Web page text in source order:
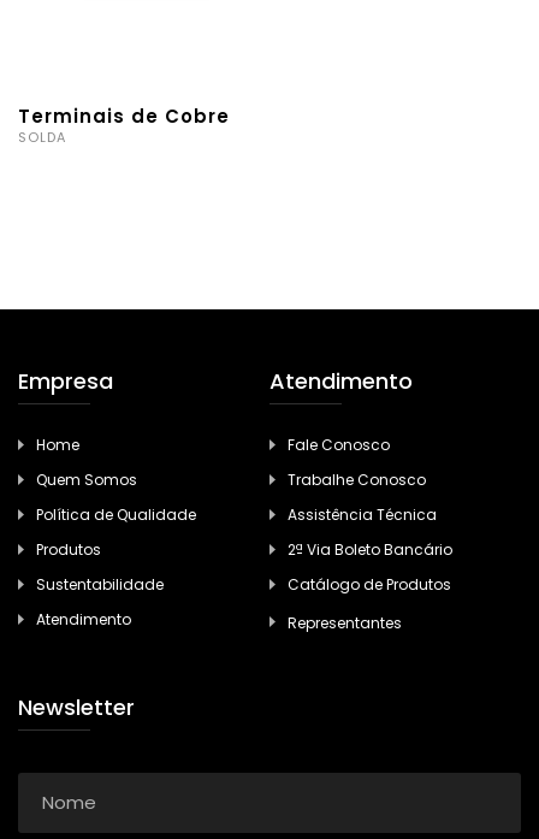
Terminais de Cobre
SOLDA
Empresa
Home
Quem Somos
Política de Qualidade
Produtos
Sustentabilidade
Atendimento
Atendimento
Fale Conosco
Trabalhe Conosco
Assistência Técnica
2ª Via Boleto Bancário
Catálogo de Produtos
Representantes
Newsletter